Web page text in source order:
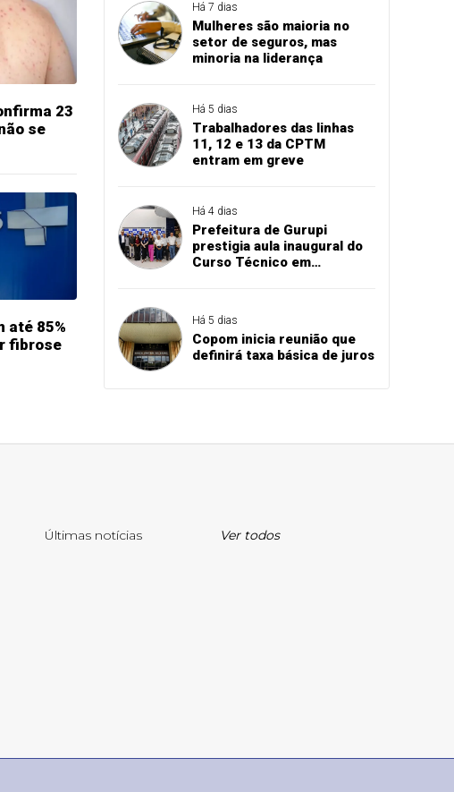
23
se
até 85%
fibrose
Há 7 dias
Mulheres são maioria no
setor de seguros, mas
minoria na liderança
Há 5 dias
Trabalhadores das linhas
11, 12 e 13 da CPTM
entram em greve
Há 4 dias
Prefeitura de Gurupi
prestigia aula inaugural do
Curso Técnico em
Há 5 dias
Copom inicia reunião que
definirá taxa básica de juros
Últimas notícias Ver todos